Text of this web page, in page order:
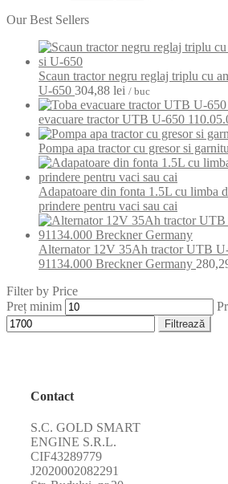
Our Best Sellers
Scaun tractor negru reglaj triplu cu
U-650 304,88 lei / buc
evacuare tractor UTB U-650
Pompa apa tractor cu gresor si
Adapatoare din fonta 1.5L cu limba
prindere pentru vaci sau cai
Alternator 12V 35Ah tractor UTB
91134.000 Breckner Germany
Filter by Price
Preț minim
Filtrează
Contact
S.C. GOLD SMART
ENGINE S.R.L.
CIF43289779
J2020002082291